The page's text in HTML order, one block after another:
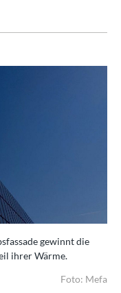
gewinnt die
ihrer Wärme.
Foto: Mefa